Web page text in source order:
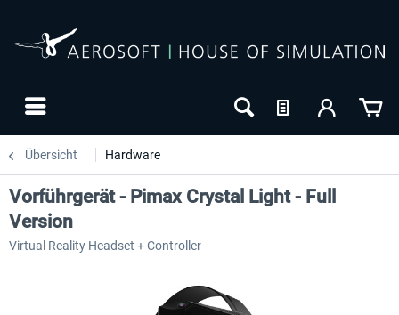
Übersicht Hardware
Vorführgerät - Pimax Crystal Light - Full
Version
Virtual Reality Headset + Controller